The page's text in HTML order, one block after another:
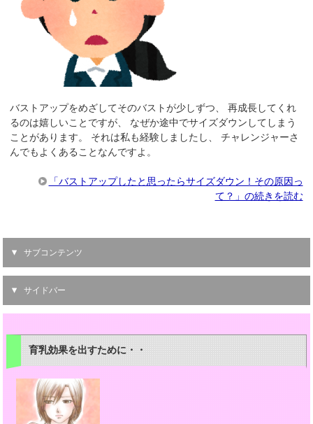
バストアップをめざしてそのバストが少しずつ、 再成長してくれ
るのは嬉しいことですが、 なぜか途中でサイズダウンしてしまう
ことがあります。 それは私も経験しましたし、 チャレンジャーさ
んでもよくあることなんですよ。
「バストアップしたと思ったらサイズダウン！その原因っ
て？」の続きを読む
サブコンテンツ
サイドバー
育乳効果を出すために・・